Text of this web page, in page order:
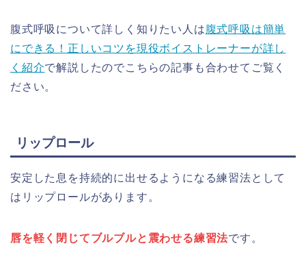
腹式呼吸について詳しく知りたい人は腹式呼吸は簡単
にできる！正しいコツを現役ボイストレーナーが詳し
く紹介で解説したのでこちらの記事も合わせてご覧く
ださい。
リップロール
安定した息を持続的に出せるようになる練習法として
はリップロールがあります。
唇を軽く閉じてブルブルと震わせる練習法です。